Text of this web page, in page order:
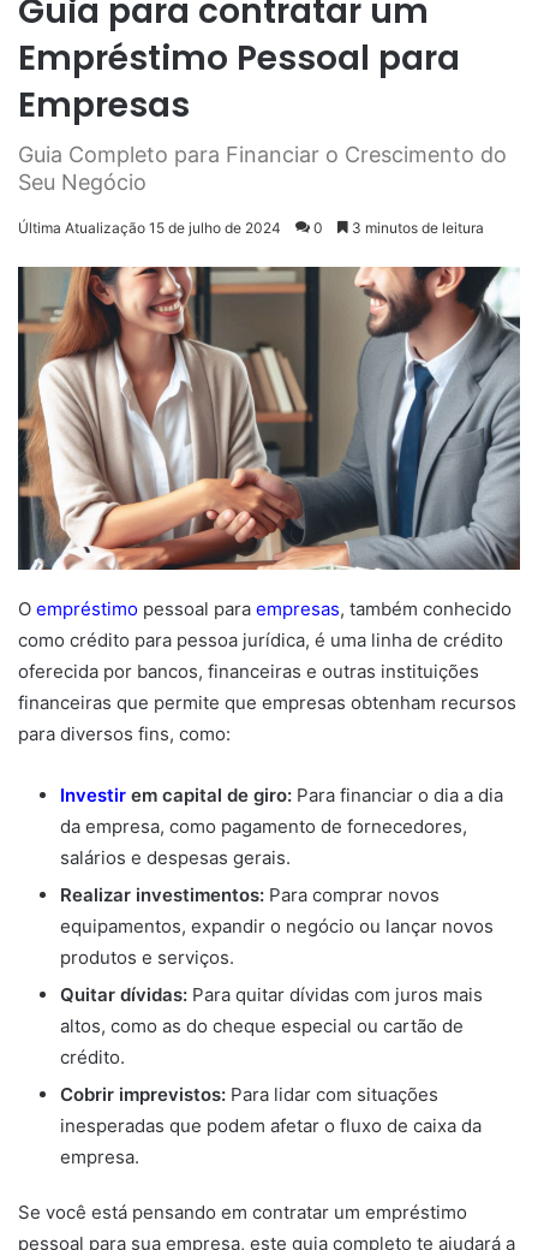
Guia para contratar um
Empréstimo Pessoal para
Empresas
Guia Completo para Financiar o Crescimento do
Seu Negócio
Última Atualização 15 de julho de 2024 0 3 minutos de leitura
O empréstimo pessoal para empresas, também conhecido
como crédito para pessoa jurídica, é uma linha de crédito
oferecida por bancos, financeiras e outras instituições
financeiras que permite que empresas obtenham recursos
para diversos fins, como:
Investir em capital de giro: Para financiar o dia a dia
da empresa, como pagamento de fornecedores,
salários e despesas gerais.
Realizar investimentos: Para comprar novos
equipamentos, expandir o negócio ou lançar novos
produtos e serviços.
Quitar dívidas: Para quitar dívidas com juros mais
altos, como as do cheque especial ou cartão de
crédito.
Cobrir imprevistos: Para lidar com situações
inesperadas que podem afetar o fluxo de caixa da
empresa.
Se você está pensando em contratar um empréstimo
pessoal para sua empresa, este guia completo te ajudará a